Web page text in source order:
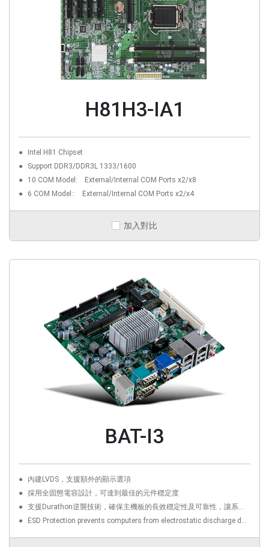
H81H3-IA1
Intel H81 Chipset
Support DDR3/DDR3L 1333/1600
10 COM Model: External/Internal COM Ports x2/x8
6 COM Model:: External/Internal COM Ports x2/x4
加入對比
BAT-I3
內建LVDS，支援額外的顯示選項
採用全固態電容設計，可達到最佳的元件穩定度
支援Durathon逆襲技術，確保主機板的長效穩定性及可靠性，讓系統發揮完美表現。(3倍防潮電路板；通過極限溫差測試；1500項耐久驗證；超優質固態電容)
ESD Protection prevents computers from electrostatic discharge damage to enhanceits durability and lifespan